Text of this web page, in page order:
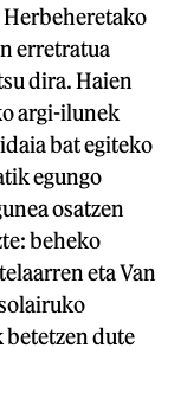
erretratua
dira. Haien
argi-ilunek
bat egiteko
egungo
osatzen
beheko
eta Van
betetzen dute